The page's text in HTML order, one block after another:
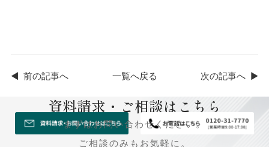
◀ 前の記事へ 一覧へ戻る 次の記事へ ▶
資料請求・ご相談はこちら
まずはお問い合わせください。
ご相談のみもお気軽に。